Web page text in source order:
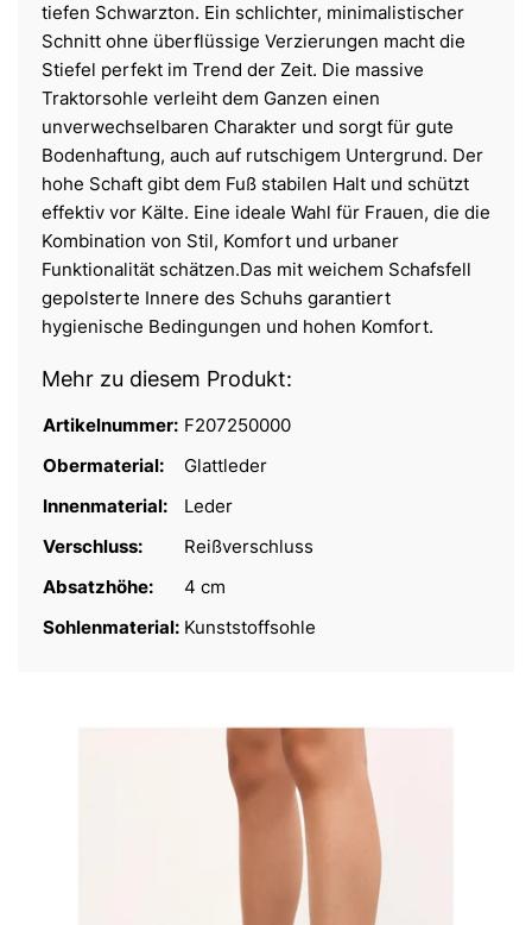
tiefen Schwarzton. Ein schlichter, minimalistischer
Schnitt ohne überflüssige Verzierungen macht die
Stiefel perfekt im Trend der Zeit. Die massive
Traktorsohle verleiht dem Ganzen einen
unverwechselbaren Charakter und sorgt für gute
Bodenhaftung, auch auf rutschigem Untergrund. Der
hohe Schaft gibt dem Fuß stabilen Halt und schützt
effektiv vor Kälte. Eine ideale Wahl für Frauen, die die
Kombination von Stil, Komfort und urbaner
Funktionalität schätzen.Das mit weichem Schafsfell
gepolsterte Innere des Schuhs garantiert
hygienische Bedingungen und hohen Komfort.
Mehr zu diesem Produkt:
Artikelnummer: F207250000
Obermaterial:
Glattleder
Innenmaterial:
Leder
Verschluss:
Reißverschluss
Absatzhöhe:
4 cm
Sohlenmaterial: Kunststoffsohle